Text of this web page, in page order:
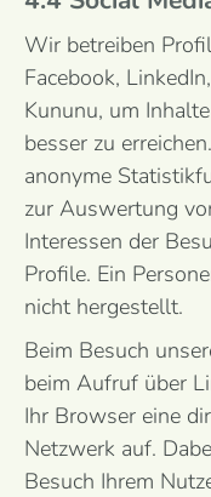
Wir betreiben
Facebook,
Kununu, um
besser zu
anonyme
zur Auswertung
Interessen der
Profile. Ein
nicht hergestellt.
Beim Besuch
beim Aufruf über
Ihr Browser eine
Netzwerk auf.
Besuch Ihrem